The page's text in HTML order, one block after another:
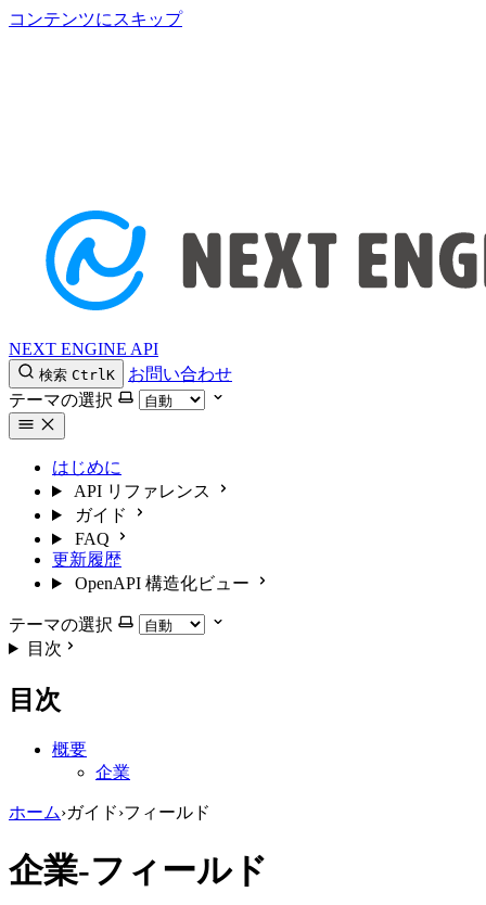
コンテンツにスキップ
NEXT ENGINE API
検索 CtrlK
お問い合わせ
テーマの選択
はじめに
API リファレンス
ガイド
FAQ
更新履歴
OpenAPI 構造化ビュー
テーマの選択
目次
目次
概要
企業
ホーム›ガイド›フィールド
企業-フィールド